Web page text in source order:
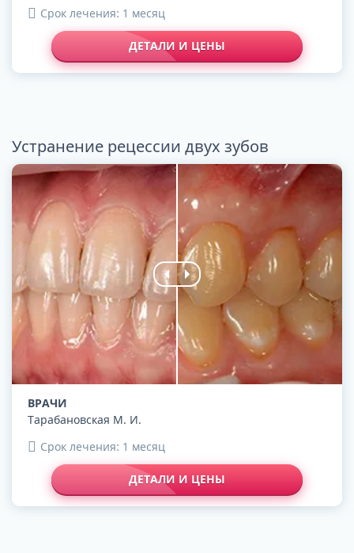
Срок лечения: 1 месяц
ДЕТАЛИ И ЦЕНЫ
Устранение рецессии двух зубов
ВРАЧИ
Тарабановская М. И.
Срок лечения: 1 месяц
ДЕТАЛИ И ЦЕНЫ